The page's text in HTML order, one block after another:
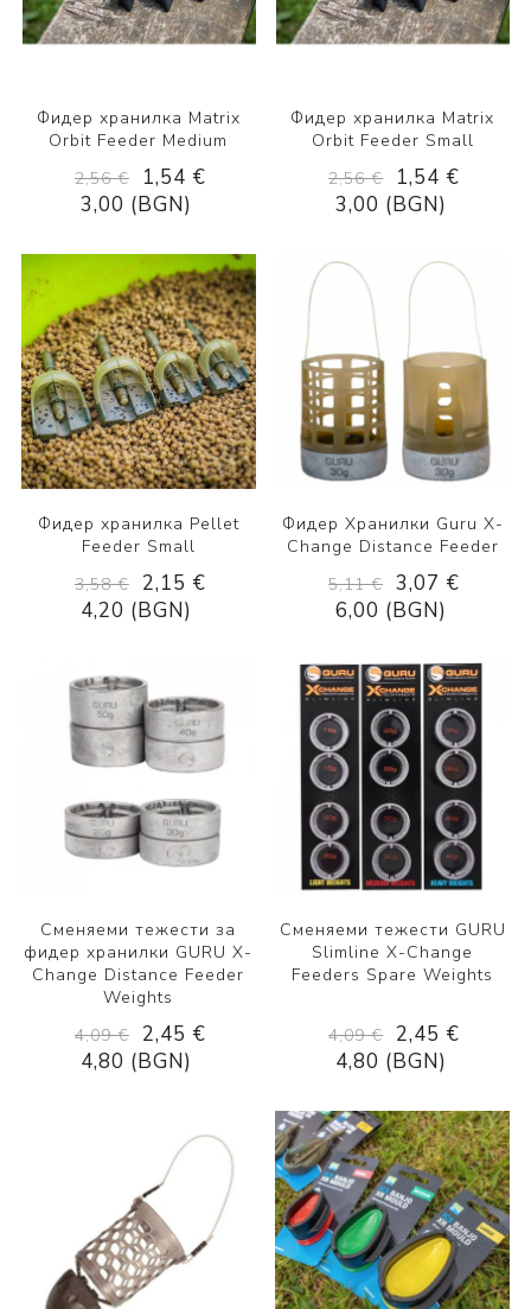
Фидер хранилка Matrix
Orbit Feeder Medium
2,56 €
1,54 €
3,00 (BGN)
Фидер хранилка Matrix
Orbit Feeder Small
2,56 €
1,54 €
3,00 (BGN)
Фидер хранилка Pellet
Feeder Small
3,58 €
2,15 €
4,20 (BGN)
Фидер Хранилки Guru X-
Change Distance Feeder
5,11 € 3,07 €
6,00 (BGN)
Сменяеми тежести за
фидер хранилки GURU X-
Change Distance Feeder
Weights
4,09 €
2,45 €
4,80 (BGN)
Сменяеми тежести GURU
Slimline X-Change
Feeders Spare Weights
4,09 €
2,45 €
4,80 (BGN)